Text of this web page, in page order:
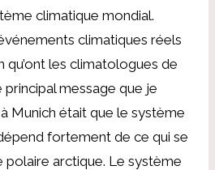
climatique mondial.
climatiques réels
qu’ont les climatologues de
message que je
Munich était que le système
fortement de ce qui se
polaire arctique. Le système